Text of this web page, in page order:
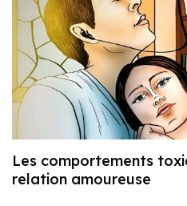
Les comportements
relation amoureuse